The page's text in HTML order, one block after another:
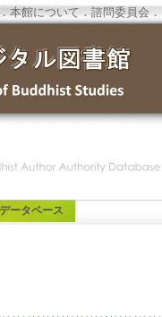
本館について ．諮問委員会 ．
ータベース